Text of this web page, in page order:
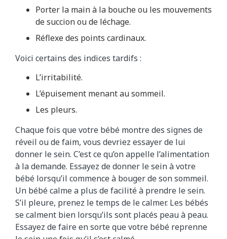
Porter la main à la bouche ou les mouvements
de succion ou de léchage.
Réflexe des points cardinaux.
Voici certains des indices tardifs :
L’irritabilité.
L’épuisement menant au sommeil.
Les pleurs.
Chaque fois que votre bébé montre des signes de
réveil ou de faim, vous devriez essayer de lui
donner le sein. C’est ce qu’on appelle l’alimentation
à la demande. Essayez de donner le sein à votre
bébé lorsqu’il commence à bouger de son sommeil.
Un bébé calme a plus de facilité à prendre le sein.
S’il pleure, prenez le temps de le calmer. Les bébés
se calment bien lorsqu’ils sont placés peau à peau.
Essayez de faire en sorte que votre bébé reprenne